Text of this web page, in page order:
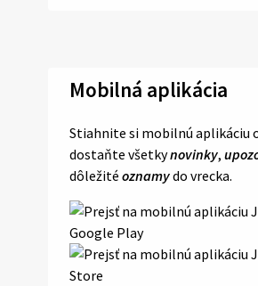
Mobilná aplikácia
Stiahnite si mobilnú aplikáciu
dostaňte všetkynovinky,
dôležité oznamydo vrecka.